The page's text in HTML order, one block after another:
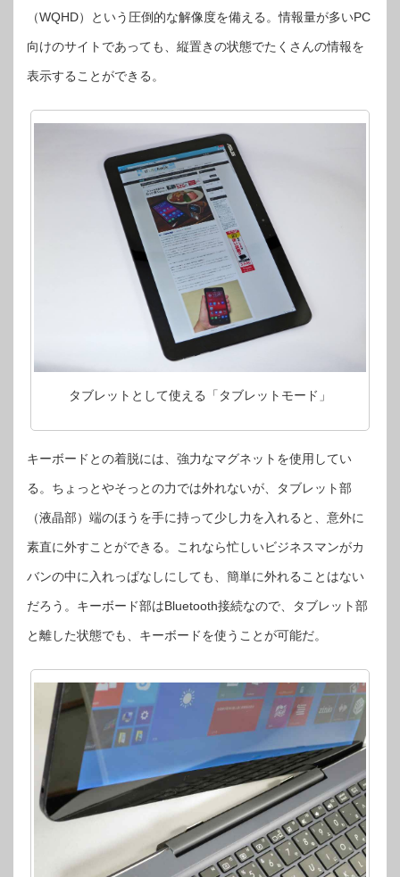
（WQHD）という圧倒的な解像度を備える。情報量が多いPC
向けのサイトであっても、縦置きの状態でたくさんの情報を
表示することができる。
タブレットとして使える「タブレットモード」
キーボードとの着脱には、強力なマグネットを使用してい
る。ちょっとやそっとの力では外れないが、タブレット部
（液晶部）端のほうを手に持って少し力を入れると、意外に
素直に外すことができる。これなら忙しいビジネスマンがカ
バンの中に入れっぱなしにしても、簡単に外れることはない
だろう。キーボード部はBluetooth接続なので、タブレット部
と離した状態でも、キーボードを使うことが可能だ。